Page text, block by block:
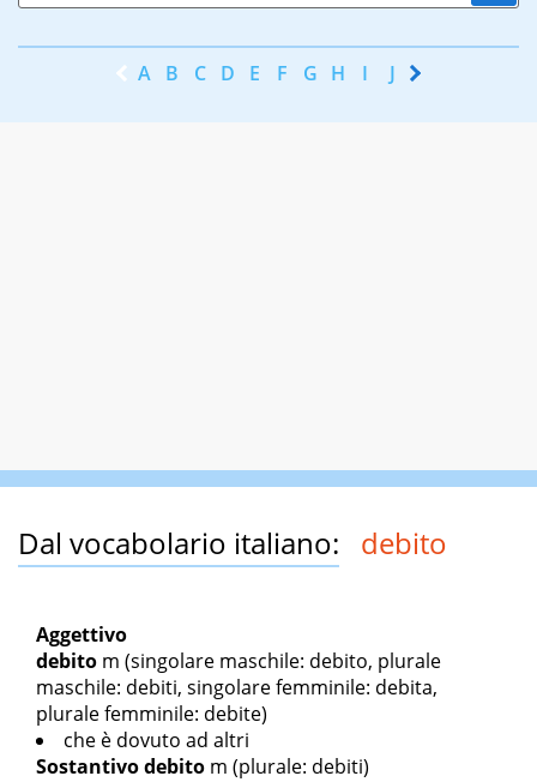
A B C D E F G H I J K
Dal vocabolario italiano: debito
Aggettivo
debito m (singolare maschile: debito, plurale
maschile: debiti, singolare femminile: debita,
plurale femminile: debite)
che è dovuto ad altri
Sostantivodebito m (plurale: debiti)